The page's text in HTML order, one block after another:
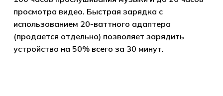
просмотра видео. Быстрая зарядка с
использованием 20-ваттного адаптера
(продается отдельно) позволяет зарядить
устройство на 50% всего за 30 минут.